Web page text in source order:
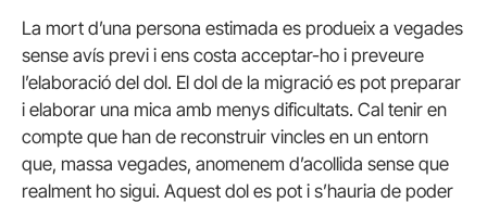
La mort d’una persona estimada es produeix a vegades
sense avís previ i ens costa acceptar-ho i preveure
l’elaboració del dol. El dol de la migració es pot preparar
i elaborar una mica amb menys dificultats. Cal tenir en
compte que han de reconstruir vincles en un entorn
que, massa vegades, anomenem d’acollida sense que
realment ho sigui. Aquest dol es pot i s’hauria de poder